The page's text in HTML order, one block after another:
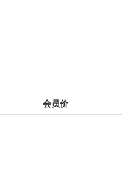
会员价